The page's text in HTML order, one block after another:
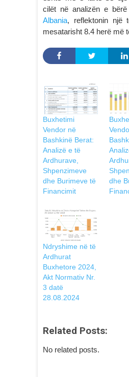
cilët në analizën e bërë
Albania, reflektonin një
mesatarisht 8.4 herë më
Buxhetimi
Vendor në
Bashkinë Berat:
Analizë e të
Ardhurave,
Shpenzimeve
dhe Burimeve të
Financimit
dhe
Ndryshime në të
Ardhurat
Buxhetore 2024,
Akt Normativ Nr.
3 datë
28.08.2024
Related Posts:
No related posts.